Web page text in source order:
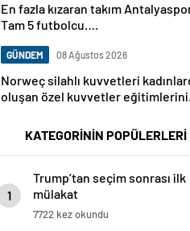
En fazla kızaran takım
Tam 5 futbolcu….
GÜNDEM 08 Ağustos 2026
Norweç silahlı kuvvetleri
oluşan özel kuvvetler eğitimlerini
KATEGORİNİN POPÜLERLERİ
1
Trump’tan seçim sonrası ilk
mülakat
7722 kez okundu